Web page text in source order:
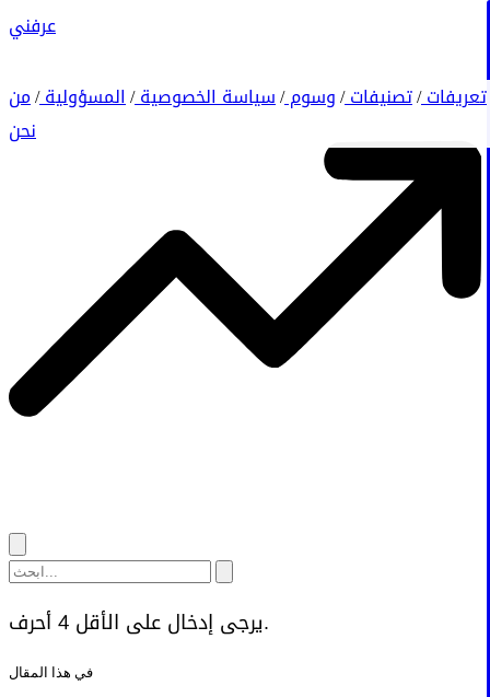
عرفني
تعريفات/ تصنيفات/ وسوم/ سياسة الخصوصية/ المسؤولية/ من
نحن
يرجى إدخال على الأقل 4 أحرف.
في هذا المقال